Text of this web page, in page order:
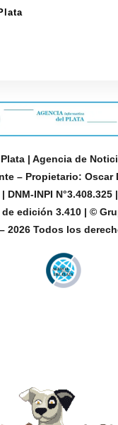
| Agencia de
– Propietario: Oscar
| DNM-INPI
de edición 3.410 | ©
2026 Todos los